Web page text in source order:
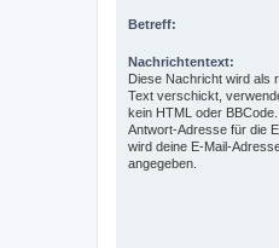
Betreff:
Nachrichtentext:
Diese Nachricht wird als
Text verschickt,
kein HTML oder BBCode.
Antwort-Adresse für die
wird deine E-Mail-
angegeben.